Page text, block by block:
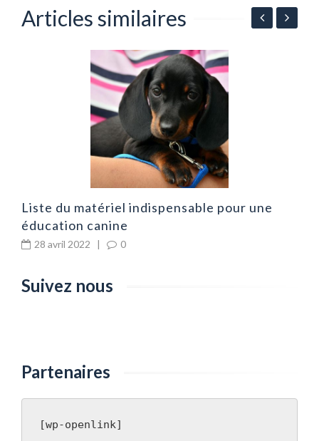
Articles similaires
Liste du matériel indispensable pour une
éducation canine
28 avril 2022 | 0
Suivez nous
Partenaires
[wp-openlink]